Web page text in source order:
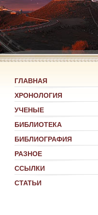
ГЛАВНАЯ
ХРОНОЛОГИЯ
УЧЕНЫЕ
БИБЛИОТЕКА
БИБЛИОГРАФИЯ
РАЗНОЕ
ССЫЛКИ
СТАТЬИ